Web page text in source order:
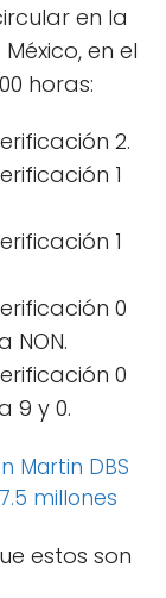
en la
en el
horas:
2.
1
1
0
0
9 y 0.
Martin DBS
millones
estos son